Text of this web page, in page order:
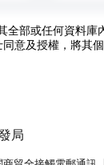
全部或任何資料
意及授權，將其